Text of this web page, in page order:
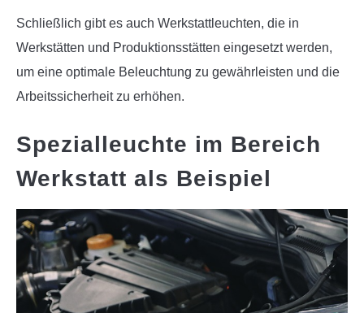
Schließlich gibt es auch Werkstattleuchten, die in
Werkstätten und Produktionsstätten eingesetzt werden,
um eine optimale Beleuchtung zu gewährleisten und die
Arbeitssicherheit zu erhöhen.
Spezialleuchte im Bereich
Werkstatt als Beispiel